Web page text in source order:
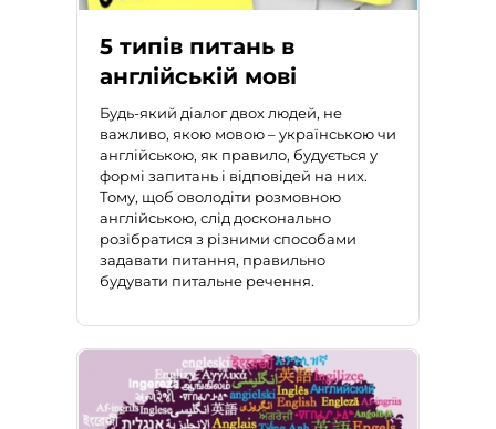
5 типів питань в
англійській мові
Будь-який діалог двох людей, не
важливо, якою мовою – українською чи
англійською, як правило, будується у
формі запитань і відповідей на них.
Тому, щоб оволодіти розмовною
англійською, слід досконально
розібратися з різними способами
задавати питання, правильно
будувати питальне речення.